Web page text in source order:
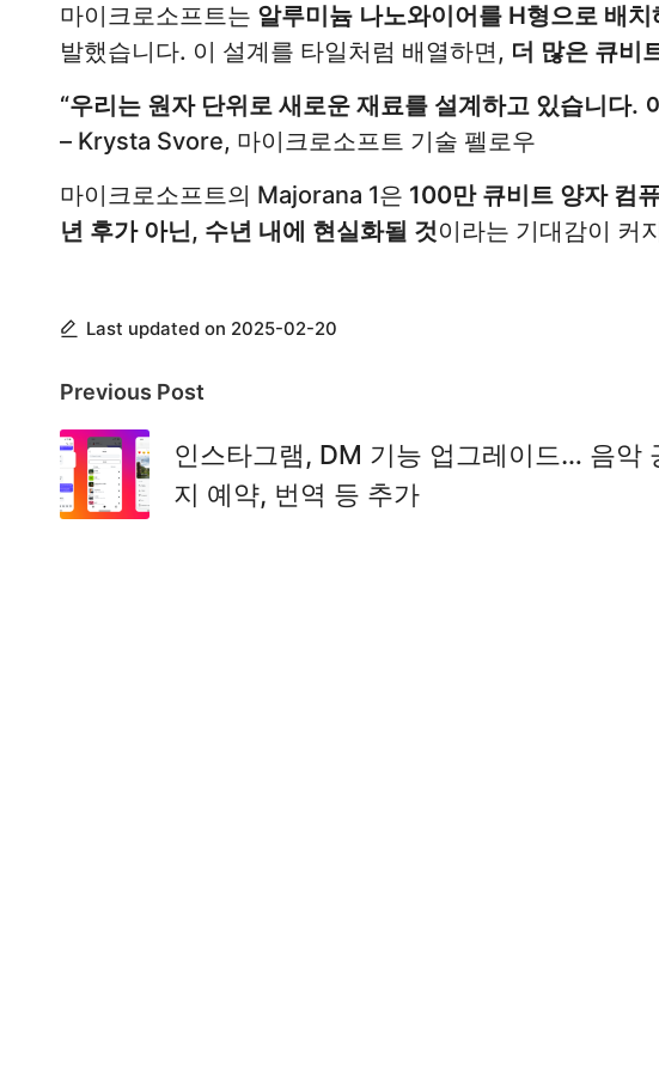
마이크로소프트는 알루미늄 나노와이어를 H형으로 배
발했습니다. 이 설계를 타일처럼 배열하면, 더 많은 큐비
“우리는 원자 단위로 새로운 재료를 설계하고 있습니다.
– Krysta Svore, 마이크로소프트 기술 펠로우
마이크로소프트의 Majorana 1은 100만 큐비트 양자 컴
년 후가 아닌, 수년 내에 현실화될 것이라는 기대감이 커
Last updated on 2025-02-20
Post
navigation
Previous Post
인스타그램, DM 기능 업그레이드… 음악
지 예약, 번역 등 추가